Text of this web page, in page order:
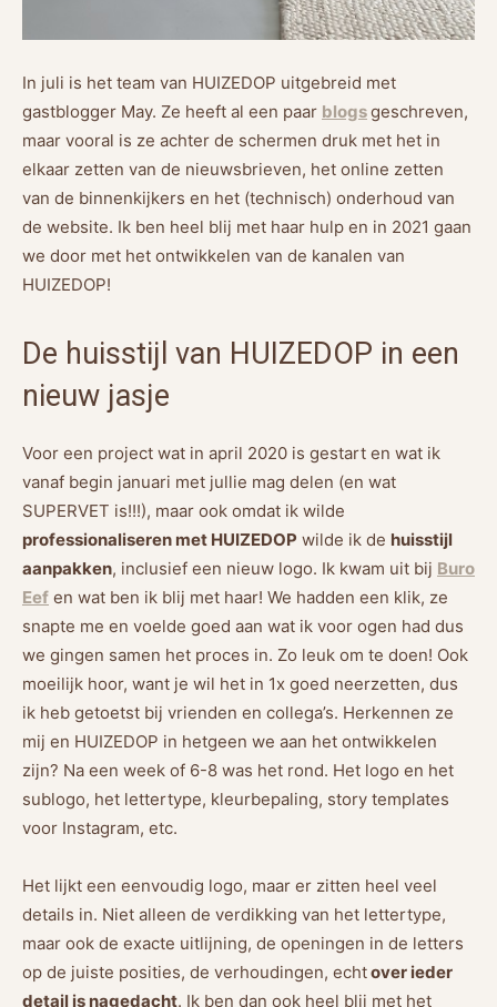
In juli is het team van HUIZEDOP uitgebreid met
gastblogger May. Ze heeft al een paar blogsgeschreven,
maar vooral is ze achter de schermen druk met het in
elkaar zetten van de nieuwsbrieven, het online zetten
van de binnenkijkers en het (technisch) onderhoud van
de website. Ik ben heel blij met haar hulp en in 2021 gaan
we door met het ontwikkelen van de kanalen van
HUIZEDOP!
De huisstijl van HUIZEDOP in een
nieuw jasje
Voor een project wat in april 2020 is gestart en wat ik
vanaf begin januari met jullie mag delen (en wat
SUPERVET is!!!), maar ook omdat ik wilde
professionaliseren met HUIZEDOP wilde ik de huisstijl
aanpakken, inclusief een nieuw logo. Ik kwam uit bij Buro
Eef en wat ben ik blij met haar! We hadden een klik, ze
snapte me en voelde goed aan wat ik voor ogen had dus
we gingen samen het proces in. Zo leuk om te doen! Ook
moeilijk hoor, want je wil het in 1x goed neerzetten, dus
ik heb getoetst bij vrienden en collega’s. Herkennen ze
mij en HUIZEDOP in hetgeen we aan het ontwikkelen
zijn? Na een week of 6-8 was het rond. Het logo en het
sublogo, het lettertype, kleurbepaling, story templates
voor Instagram, etc.
Het lijkt een eenvoudig logo, maar er zitten heel veel
details in. Niet alleen de verdikking van het lettertype,
maar ook de exacte uitlijning, de openingen in de letters
op de juiste posities, de verhoudingen, echtover ieder
detail is nagedacht. Ik ben dan ook heel blij met het